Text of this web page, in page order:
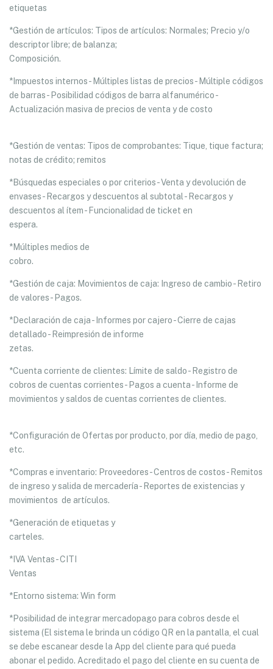
etiquetas
*Gestión de artículos: Tipos de artículos: Normales; Precio y/o
descriptor libre; de balanza;
Composición.
*Impuestos internos - Múltiples listas de precios - Múltiple códigos
de barras - Posibilidad códigos de barra alfanumérico -
Actualización masiva de precios de venta y de costo
*Gestión de ventas: Tipos de comprobantes: Tique, tique factura;
notas de crédito; remitos
*Búsquedas especiales o por criterios - Venta y devolución de
envases - Recargos y descuentos al subtotal - Recargos y
descuentos al ítem - Funcionalidad de ticket en
espera.
*Múltiples medios de
cobro.
*Gestión de caja: Movimientos de caja: Ingreso de cambio - Retiro
de valores - Pagos.
*Declaración de caja - Informes por cajero - Cierre de cajas
detallado - Reimpresión de informe
zetas.
*Cuenta corriente de clientes: Límite de saldo - Registro de
cobros de cuentas corrientes - Pagos a cuenta - Informe de
movimientos y saldos de cuentas corrientes de clientes.
*Configuración de Ofertas por producto, por día, medio de pago,
etc.
*Compras e inventario: Proveedores - Centros de costos - Remitos
de ingreso y salida de mercadería - Reportes de existencias y
movimientos de artículos.
*Generación de etiquetas y
carteles.
*IVA Ventas - CITI
Ventas
*Entorno sistema: Win form
*Posibilidad de integrar mercadopago para cobros desde el
sistema (El sistema le brinda un código QR en la pantalla, el cual
se debe escanear desde la App del cliente para qué pueda
abonar el pedido. Acreditado el pago del cliente en su cuenta de